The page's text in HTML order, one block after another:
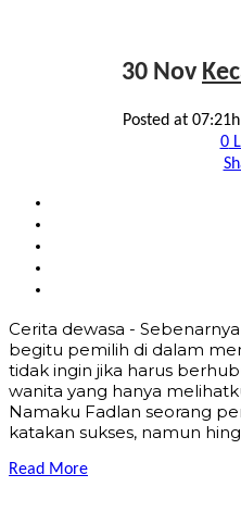
30 Nov
Posted at 07:21h
0
Cerita dewasa -
begitu pemilih di dalam
tidak ingin jika harus
wanita yang hanya
Namaku Fadlan seorang
katakan sukses, namun
Read More